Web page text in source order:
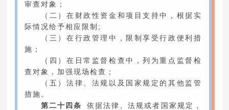
审查对象；
（二）在财政性资金和项目支持中，根据实
际情况给予相应限制;
（三）在行政管理中，限制享受行政便利措
施；
（四）在日常监督检查中，列为重点监督检
查对象，加强现场检查；
（五）法律、法规以及国家规定的其他监管
措施。
第二十四条
依据法律、法规或者国家规定，